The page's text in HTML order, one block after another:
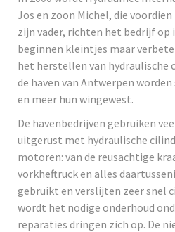
Jos en zoon Michel, die
zijn vader, richten het bedrijf op
beginnen kleintjes maar
het herstellen van hydraulische
de haven van Antwerpen
en meer hun wingewest.
De havenbedrijven gebruiken
uitgerust met hydraulische
motoren: van de reusachtige
vorkheftruck en alles
gebruikt en verslijten zeer snel
wordt het nodige onderhoud
reparaties dringen zich op. De